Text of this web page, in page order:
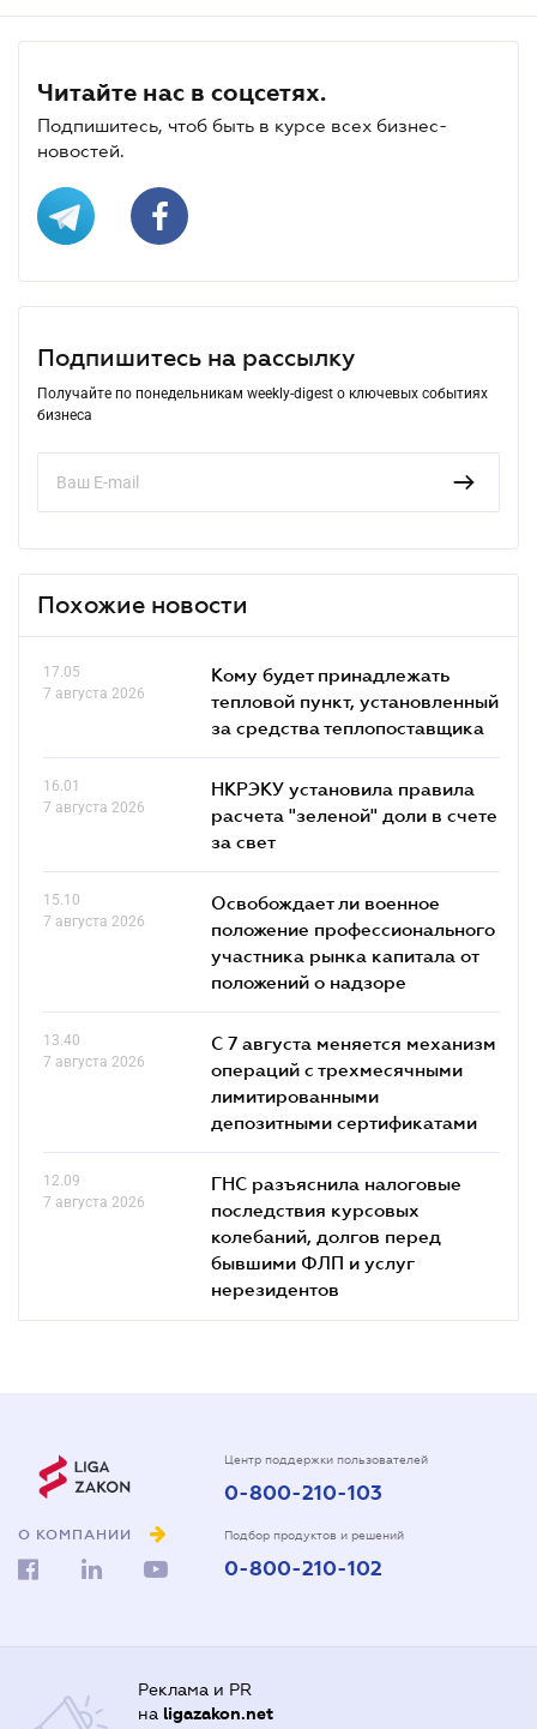
Читайте нас в соцсетях.
Подпишитесь, чтоб быть в курсе всех бизнес-
новостей.
Подпишитесь на рассылку
Получайте по понедельникам weekly-digest о ключевых событиях
бизнеса
Похожие новости
17.05
7 августа 2026
Кому будет принадлежать
тепловой пункт, установленный
за средства теплопоставщика
16.01
7 августа 2026
НКРЭКУ установила правила
расчета "зеленой" доли в счете
за свет
15.10
7 августа 2026
Освобождает ли военное
положение профессионального
участника рынка капитала от
положений о надзоре
13.40
7 августа 2026
С 7 августа меняется механизм
операций с трехмесячными
лимитированными
депозитными сертификатами
12.09
7 августа 2026
ГНС разъяснила налоговые
последствия курсовых
колебаний, долгов перед
бывшими ФЛП и услуг
нерезидентов
О КОМПАНИИ
Центр поддержки пользователей
0-800-210-103
Подбор продуктов и решений
0-800-210-102
Реклама и PR
на ligazakon.net